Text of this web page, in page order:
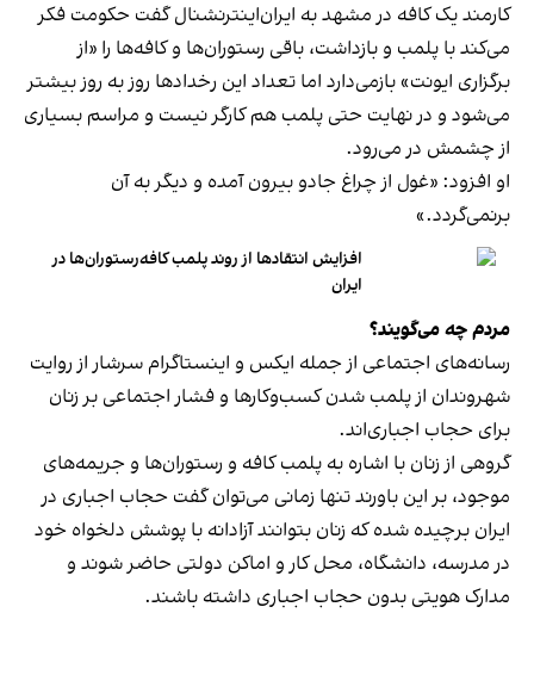
کارمند یک کافه در مشهد به ایران‌اینترنشنال گفت حکومت فکر
می‌کند با پلمب و بازداشت، باقی رستوران‌ها و کافه‌ها را «از
برگزاری ایونت» بازمی‌دارد اما تعداد این رخدادها روز به روز بیشتر
می‌شود و در نهایت حتی پلمب هم کارگر نیست و مراسم بسیاری
از چشمش در می‌رود.
او افزود: «غول از چراغ جادو بیرون آمده و دیگر به آن
برنمی‎‌گردد.»
افزایش انتقادها از روند پلمب کافه‌رستوران‌ها در
ایران
مردم چه می‌گویند؟
رسانه‎‌های اجتماعی از جمله ایکس و اینستاگرام سرشار از روایت
شهروندان از پلمب شدن کسب‌وکارها و فشار اجتماعی بر زنان
برای حجاب اجباری‌اند.
گروهی از زنان با اشاره به پلمب کافه و رستوران‌ها و جریمه‌های
موجود، بر این باورند تنها زمانی می‌توان گفت حجاب اجباری در
ایران برچیده شده که زنان بتوانند آزادانه با پوشش دلخواه خود
در مدرسه، دانشگاه، محل کار و اماکن دولتی حاضر شوند و
مدارک هویتی بدون حجاب اجباری داشته باشند.